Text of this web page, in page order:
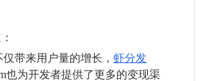
：
仅带来用户量的增长，虾分发
也为开发者提供了更多的变现渠